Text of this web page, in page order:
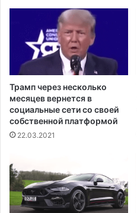
м
р
е
р
а
с
т
т
и
в
о
е
н
х
к
о
р
Трамп через несколько
месяцев вернется в
социальные сети со своей
собственной платформой
22.03.2021